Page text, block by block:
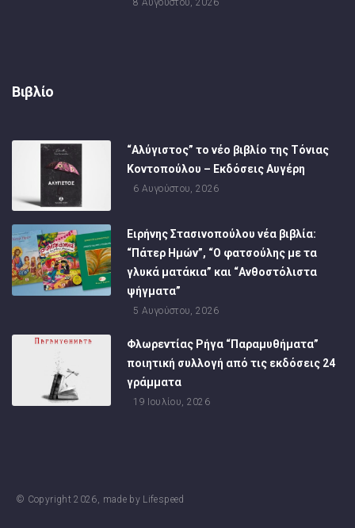
Βιβλίο
“Αλύγιστος” το νέο βιβλίο της Τόνιας
Κοντοπούλου – Εκδόσεις Αυγέρη
6 Αυγούστου, 2026
Ειρήνης Στασινοπούλου νέα βιβλία:
“Πάτερ Ημών”, “Ο φατσούλης με τα
γλυκά ματάκια” και “Ανθοστόλιστα
ψήγματα”
5 Αυγούστου, 2026
Φλωρεντίας Ρήγα “Παραμυθήματα”
ποιητική συλλογή από τις εκδόσεις 24
γράμματα
19 Ιουλίου, 2026
© Copyright2026, made by Lifespeed